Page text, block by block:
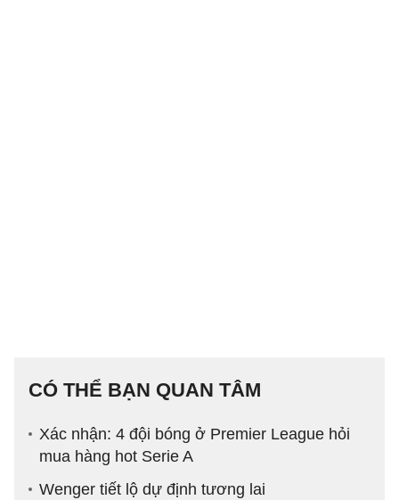
CÓ THỂ BẠN QUAN TÂM
Xác nhận: 4 đội bóng ở Premier League hỏi
mua hàng hot Serie A
Wenger tiết lộ dự định tương lai